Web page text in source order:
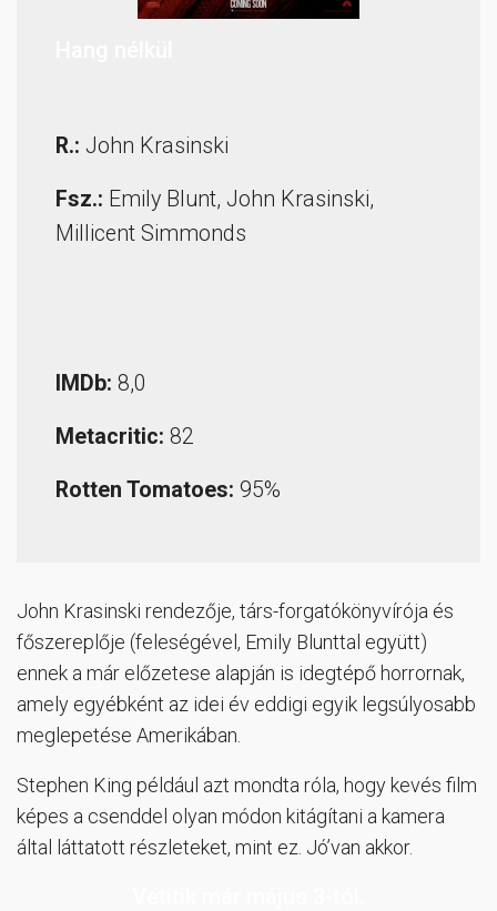
R.: John Krasinski
Fsz.: Emily Blunt, John Krasinski,
Millicent Simmonds
IMDb: 8,0
Metacritic: 82
Rotten Tomatoes: 95%
John Krasinski rendezője, társ-forgatókönyvírója és
főszereplője (feleségével, Emily Blunttal együtt)
ennek a már előzetese alapján is idegtépő horrornak,
amely egyébként az idei év eddigi egyik legsúlyosabb
meglepetése Amerikában.
Stephen King például azt mondta róla, hogy kevés film
képes a csenddel olyan módon kitágítani a kamera
által láttatott részleteket, mint ez. Jó’van akkor.